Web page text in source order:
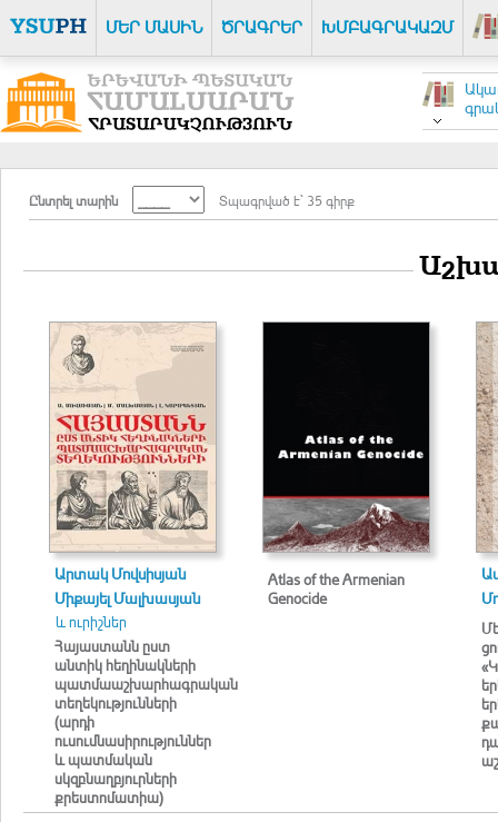
ՄԵՐ ՄԱՍԻՆ ԾՐԱԳՐԵՐ ԽՄԲԱԳՐԱԿԱԶՄ
Ընտրել տարին Տպագրված է` 35 գիրք
Արտակ Մովսիսյան
Միքայել Մալխասյան
և ուրիշներ
Հայաստանն ըստ
անտիկ հեղինակների
պատմաաշխարհագրական
տեղեկությունների
(արդի
ուսումնասիրություններ
և պատմական
սկզբնաղբյուրների
քրեստոմատիա)
Atlas of the Armenian
Genocide